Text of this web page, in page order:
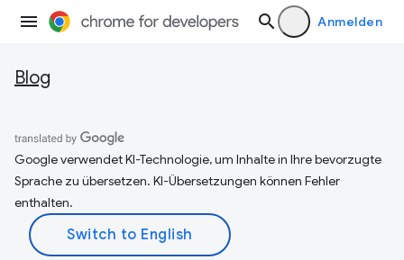
Anmelden
Blog
Google verwendet KI-Technologie, um Inhalte in Ihre bevorzugte
Sprache zu übersetzen. KI-Übersetzungen können Fehler
enthalten.